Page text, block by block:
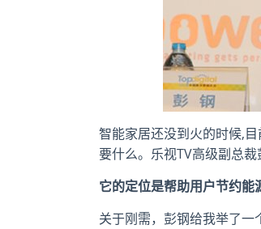
智能家居还没到火的时候,
要什么。乐视TV高级副总裁
它的定位是帮助用户节约能
关于刚需，彭钢给我举了